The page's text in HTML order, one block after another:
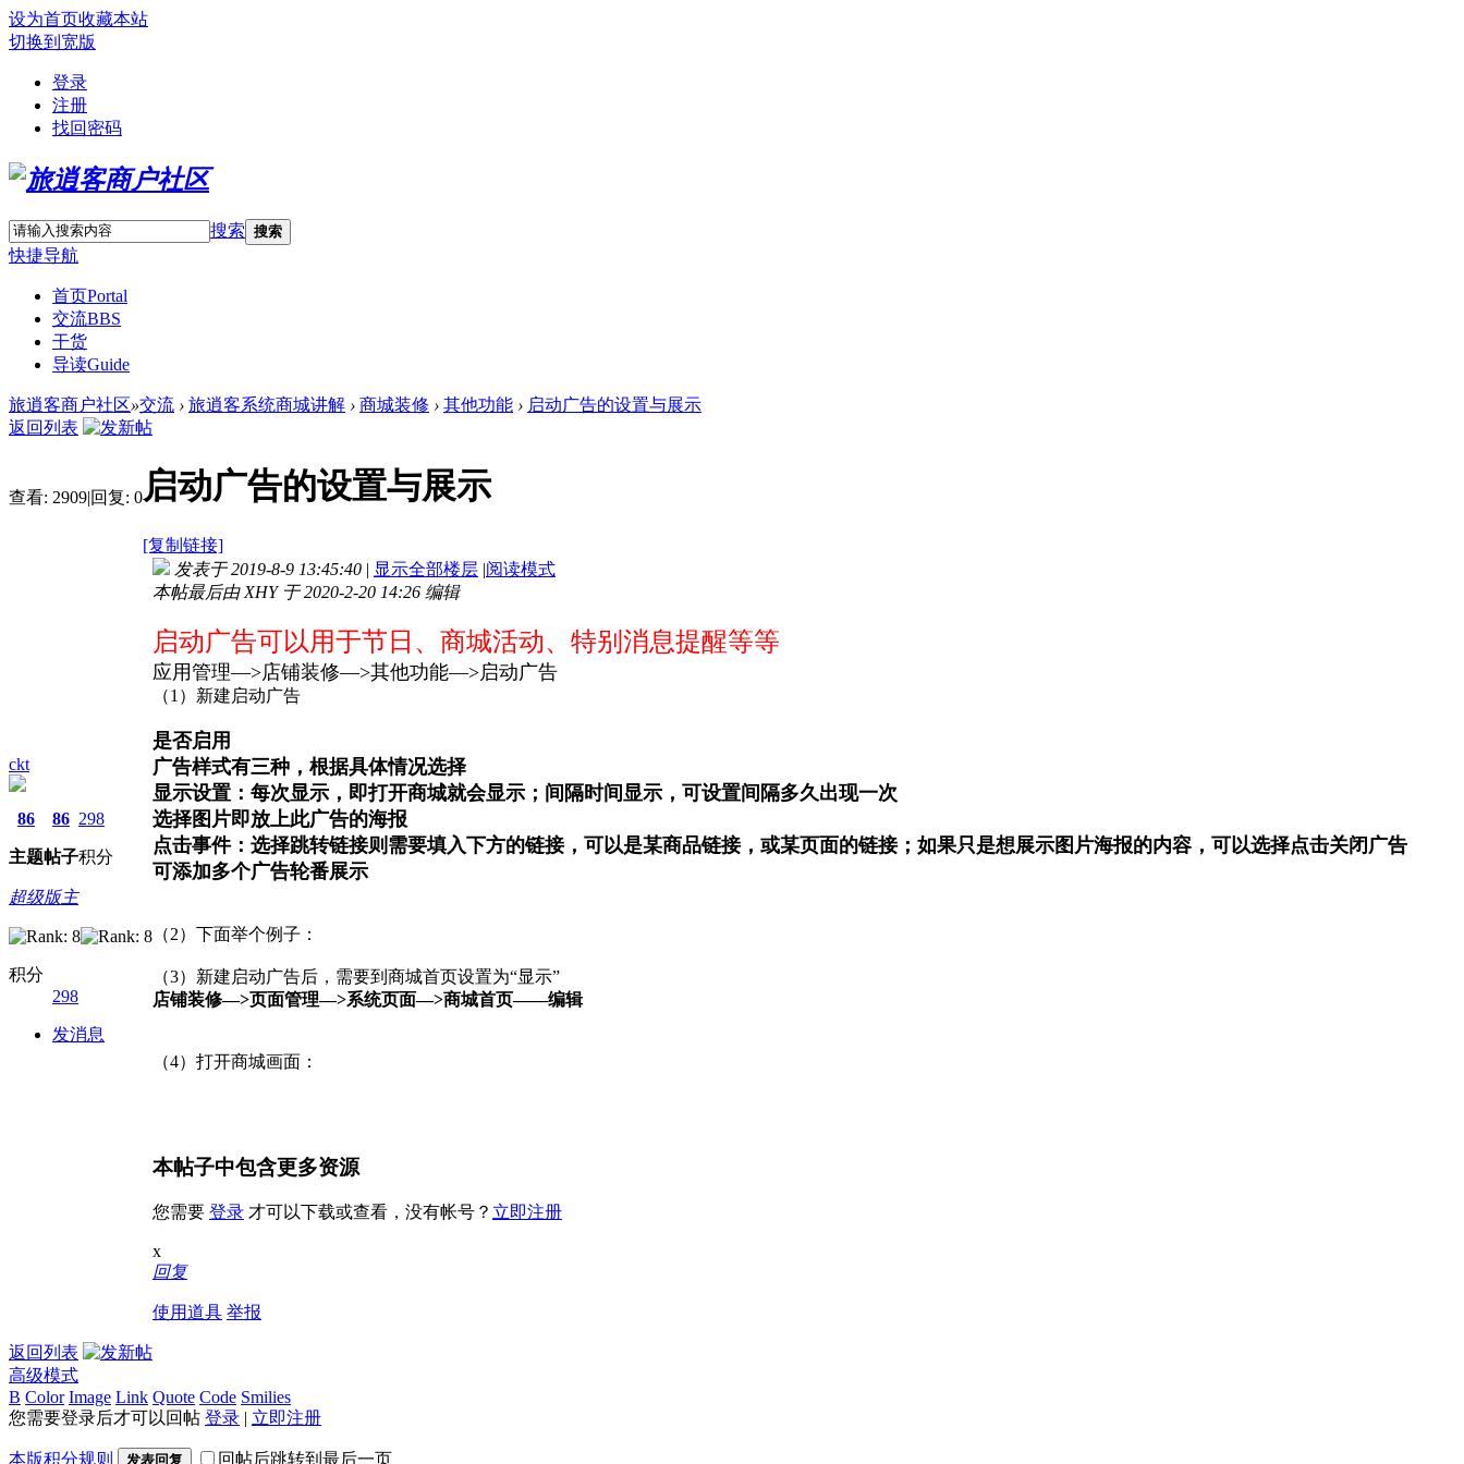
设为首页收藏本站
切换到宽版
登录
注册
找回密码
搜索 搜索
快捷导航
首页Portal
交流BBS
干货
导读Guide
旅逍客商户社区»交流 › 旅逍客系统商城讲解 › 商城装修 › 其他功能 › 启动广告的设置与展示
返回列表
查看: 2909|回复: 0启动广告的设置与展示
[复制链接]
ckt
86
主题
86
帖子
298
积分
超级版主
积分
298
发消息
发表于 2019-8-9 13:45:40 | 显示全部楼层 |阅读模式
本帖最后由 XHY 于 2020-2-20 14:26 编辑
启动广告可以用于节日、商城活动、特别消息提醒等等
应用管理—>店铺装修—>其他功能—>启动广告
（1）新建启动广告
是否启用
广告样式有三种，根据具体情况选择
显示设置：每次显示，即打开商城就会显示；间隔时间显示，可设置间隔多久出现一次
选择图片即放上此广告的海报
点击事件：选择跳转链接则需要填入下方的链接，可以是某商品链接，或某页面的链接；如果只是想展示图片海报的内容，可以选择点击关闭广告
可添加多个广告轮番展示
（2）下面举个例子：
（3）新建启动广告后，需要到商城首页设置为“显示”
店铺装修—>页面管理—>系统页面—>商城首页——编辑
（4）打开商城画面：
本帖子中包含更多资源
您需要 登录 才可以下载或查看，没有帐号？ 立即注册
x
回复
使用道具 举报
返回列表
高级模式
B Color Image Link Quote Code Smilies
您需要登录后才可以回帖 登录 | 立即注册
本版积分规则 发表回复 回帖后跳转到最后一页